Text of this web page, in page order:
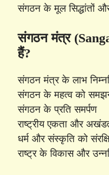
संगठन के मूल सिद्धांतों
संगठन मंत्र
हैं?
संगठन मंत्र के लाभ
संगठन के महत्व को
संगठन के प्रति समर्पण
राष्ट्रीय एकता और
धर्म और संस्कृति को
राष्ट्र के विकास और